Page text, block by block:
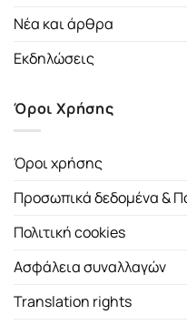
Νέα και άρθρα
Εκδηλώσεις
Όροι Χρήσης
Όροι χρήσης
Προσωπικά δεδομένα &
Πολιτική cookies
Ασφάλεια συναλλαγών
Translation rights